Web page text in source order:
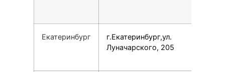
Екатеринбург
г.Екатеринбург,ул.
Луначарского, 205